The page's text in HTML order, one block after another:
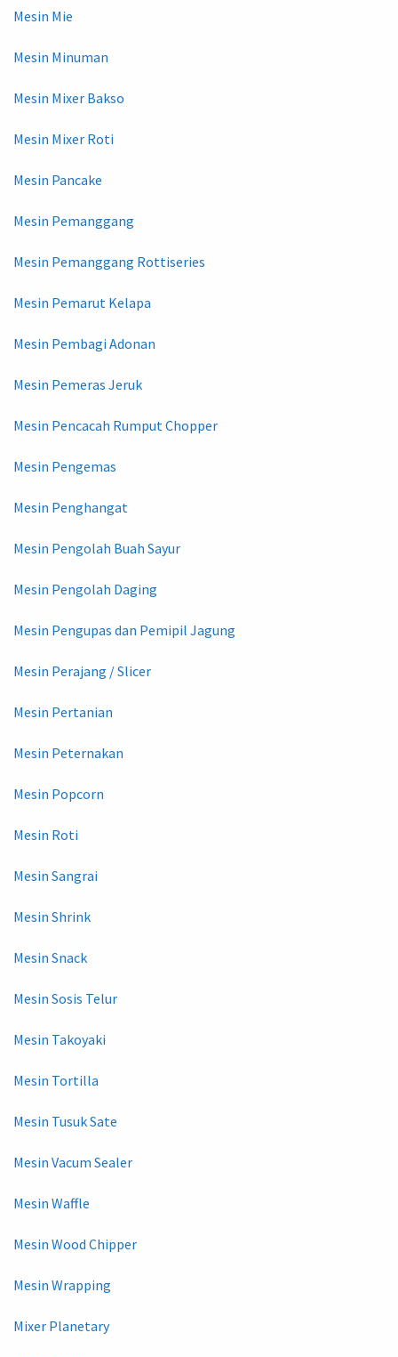
Mesin Mie
Mesin Minuman
Mesin Mixer Bakso
Mesin Mixer Roti
Mesin Pancake
Mesin Pemanggang
Mesin Pemanggang Rottiseries
Mesin Pemarut Kelapa
Mesin Pembagi Adonan
Mesin Pemeras Jeruk
Mesin Pencacah Rumput Chopper
Mesin Pengemas
Mesin Penghangat
Mesin Pengolah Buah Sayur
Mesin Pengolah Daging
Mesin Pengupas dan Pemipil Jagung
Mesin Perajang / Slicer
Mesin Pertanian
Mesin Peternakan
Mesin Popcorn
Mesin Roti
Mesin Sangrai
Mesin Shrink
Mesin Snack
Mesin Sosis Telur
Mesin Takoyaki
Mesin Tortilla
Mesin Tusuk Sate
Mesin Vacum Sealer
Mesin Waffle
Mesin Wood Chipper
Mesin Wrapping
Mixer Planetary